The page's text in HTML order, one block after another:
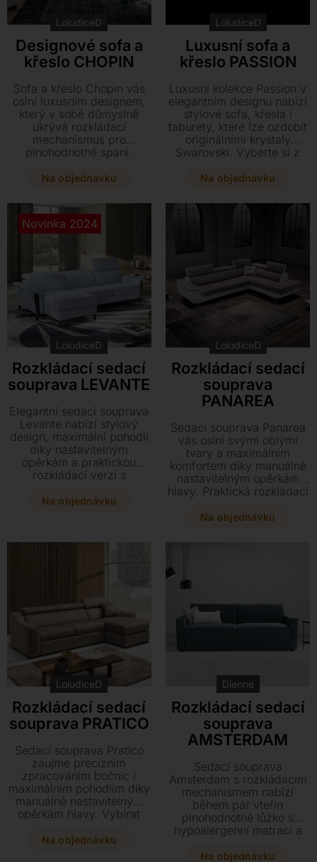
LoiudiceD
Designové sofa a
křeslo CHOPIN
Sofa a křeslo Chopin vás
oslní luxusním designem,
který v sobě důmyslně
ukrývá rozkládací
mechanismus pro
plnohodnotné spaní.
textilních materiálů nebo
si rozměry i provedení
přesně podle svých
představ.
Na objednávku
LoiudiceD
Luxusní sofa a
křeslo PASSION
Luxusní kolekce Passion v
elegantním designu nabízí
stylové sofa, křesla i
taburety, které lze ozdobit
originálními krystaly
Swarovski. Vyberte si z
dopřejte si maximální
varianty zajišťuje
Na objednávku
Novinka 2024
LoiudiceD
Rozkládací sedací
souprava LEVANTE
Elegantní sedací souprava
Levante nabízí stylový
design, maximální pohodlí
díky nastavitelným
opěrkám a praktickou
rozkládací verzi s
Vyberte si z široké škály
provedení přesně svému
paměťovou pěnou.
Na objednávku
LoiudiceD
Rozkládací sedací
souprava
PANAREA
Sedací souprava Panarea
vás oslní svými oblými
tvary a maximálním
komfortem díky manuálně
nastavitelným opěrkám
hlavy. Praktická rozkládací
zajistí plnohodnotné spaní,
a látek umožní dokonalé
Na objednávku
LoiudiceD
Rozkládací sedací
souprava PRATICO
Sedací souprava Pratico
zaujme precizním
zpracováním bočnic i
maximálním pohodlím díky
manuálně nastavitelným
opěrkám hlavy. Vybírat
množství rozměrů, barev
Na objednávku
Dienne
Rozkládací sedací
souprava
AMSTERDAM
Sedací souprava
Amsterdam s rozkládacím
mechanismem nabízí
během pár vteřin
plnohodnotné lůžko s
hypoalergenní matrací a
maximální komfort.
Na objednávku